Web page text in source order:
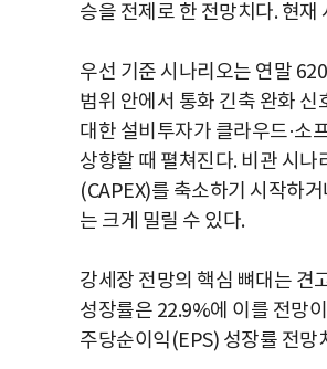
승을 전제로 한 전망치다. 현
우선 기준 시나리오는 연말
범위 안에서 통화 긴축 완화
대한 설비투자가 클라우드·소
상향할 때 펼쳐진다. 비관 시
(CAPEX)를 축소하기 시작하
는 크게 밀릴 수 있다.
강세장 전망의 핵심 뼈대는 견
성장률은 22.9%에 이를 전망
주당순이익(EPS) 성장률 전